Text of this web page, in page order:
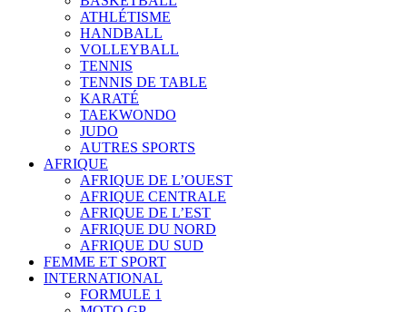
ATHLÉTISME
HANDBALL
VOLLEYBALL
TENNIS
TENNIS DE TABLE
KARATÉ
TAEKWONDO
JUDO
AUTRES SPORTS
AFRIQUE
AFRIQUE DE L’OUEST
AFRIQUE CENTRALE
AFRIQUE DE L’EST
AFRIQUE DU NORD
AFRIQUE DU SUD
FEMME ET SPORT
INTERNATIONAL
FORMULE 1